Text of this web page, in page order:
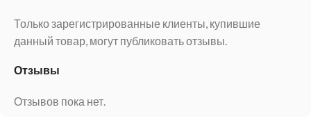
Отзывы
Отзывов пока нет.
Только зарегистрированные клиенты, купившие
данный товар, могут публиковать отзывы.